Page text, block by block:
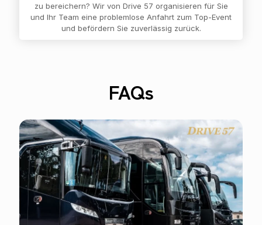
zu bereichern? Wir von Drive 57 organisieren für Sie
und Ihr Team eine problemlose Anfahrt zum Top-Event
und befördern Sie zuverlässig zurück.
FAQs